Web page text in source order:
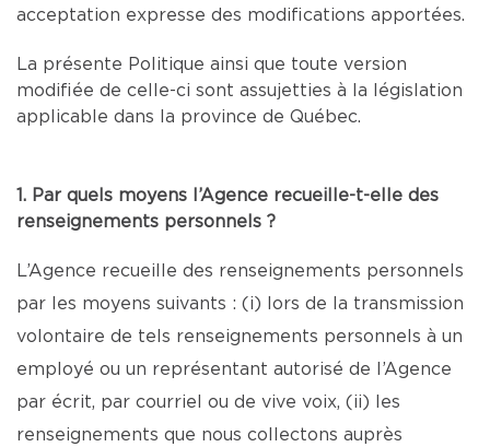
acceptation expresse des modifications apportées.
La présente Politique ainsi que toute version
modifiée de celle-ci sont assujetties à la législation
applicable dans la province de Québec.
1. Par quels moyens l’Agence recueille-t-elle des
renseignements personnels ?
L’Agence recueille des renseignements personnels
par les moyens suivants : (i) lors de la transmission
volontaire de tels renseignements personnels à un
employé ou un représentant autorisé de l’Agence
par écrit, par courriel ou de vive voix, (ii) les
renseignements que nous collectons auprès